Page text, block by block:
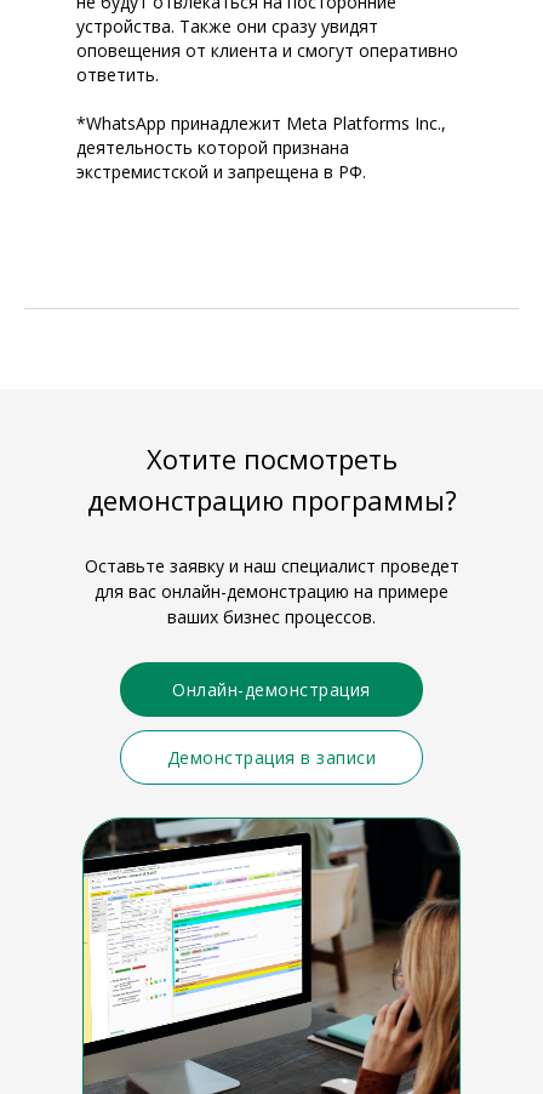
устройства. Также они сразу увидят
оповещения от клиента и смогут оперативно
ответить.
*WhatsApp принадлежит Meta Platforms Inc.,
деятельность которой признана
экстремистской и запрещена в РФ.
Хотите посмотреть
демонстрацию программы?
Оставьте заявку и наш специалист проведет
для вас онлайн-демонстрацию на примере
ваших бизнес процессов.
Демонстрация в записи
Онлайн-демонстрация